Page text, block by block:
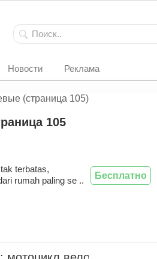
Новости Реклама
(страница 105)
105
terbatas,
rumah paling se ..
Бесплатно